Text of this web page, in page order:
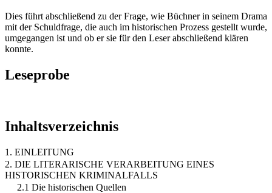
Dies führt abschließend zu der Frage, wie Büchner in seinem Drama
mit der Schuldfrage, die auch im historischen Prozess gestellt wurde,
umgegangen ist und ob er sie für den Leser abschließend klären
konnte.
Leseprobe
Inhaltsverzeichnis
1. EINLEITUNG
2. DIE LITERARISCHE VERARBEITUNG EINES
HISTORISCHEN KRIMINALFALLS
2.1 Die historischen Quellen